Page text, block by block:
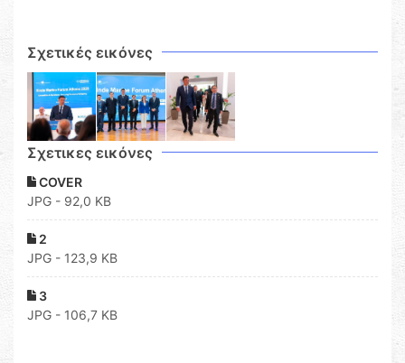
Σχετικές εικόνες
Σχετικες εικόνες
COVER
JPG - 92,0 KB
2
JPG - 123,9 KB
3
JPG - 106,7 KB